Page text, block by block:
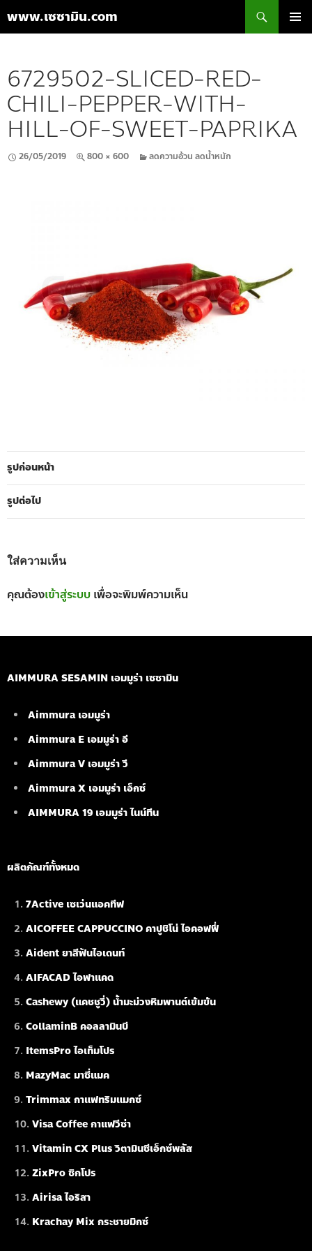
www.เซซามิน.com
เนื้อหา
6729502-SLICED-RED-
CHILI-PEPPER-WITH-
HILL-OF-SWEET-PAPRIKA
26/05/2019 800 × 600 ลดความอ้วน ลดน้ำหนัก
รูปก่อนหน้า
รูปต่อไป
ใส่ความเห็น
คุณต้องเข้าสู่ระบบ เพื่อจะพิมพ์ความเห็น
AIMMURA SESAMIN เอมมูร่า เซซามิน
Aimmura เอมมูร่า
Aimmura E เอมมูร่า อี
Aimmura V เอมมูร่า วี
Aimmura X เอมมูร่า เอ็กซ์
AIMMURA 19 เอมมูร่า ไนน์ทีน
ผลิตภัณฑ์ทั้งหมด
7Active เซเว่นแอคทีฟ
AICOFFEE CAPPUCCINO คาปูชิโน่ ไอคอฟฟี่
Aident ยาสีฟันไอเดนท์
AIFACAD ไอฟาแคด
Cashewy (แคชชูวี่) น้ำมะม่วงหิมพานต์เข้มข้น
CollaminB คอลลามินบี
ItemsPro ไอเท็มโปร
MazyMac มาซี่แมค
Trimmax กาแฟทริมแมกซ์
Visa Coffee กาแฟวีซ่า
Vitamin CX Plus วิตามินซีเอ็กซ์พลัส
ZixPro ซิกโปร
Airisa ไอริสา
Krachay Mix กระชายมิกซ์